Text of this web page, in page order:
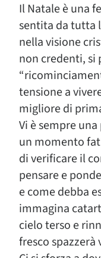
Il Natale è una
sentita da tutta
nella visione
non credenti, si
tensione a
migliore di
Vi è sempre
un momento
di verificare il
pensare e
e come debba
immagina
cielo terso e
fresco